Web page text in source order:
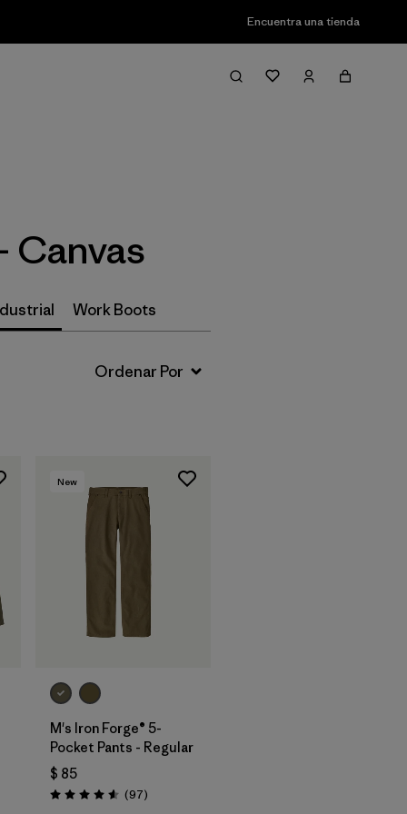
Encuentra una tienda
Filter & Sort
Canvas
Work Boots
New
M's Iron Forge® 5-
Pocket Pants - Regular
$ 85
Valoración: 4.6 / 5
(97Comentarios
)